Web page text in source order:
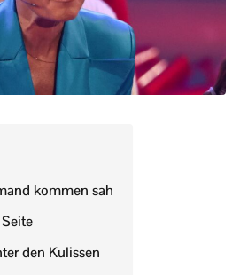
kommen sah
den Kulissen